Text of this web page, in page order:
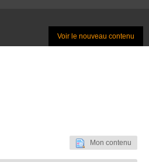
Voir le nouveau contenu
Mon contenu